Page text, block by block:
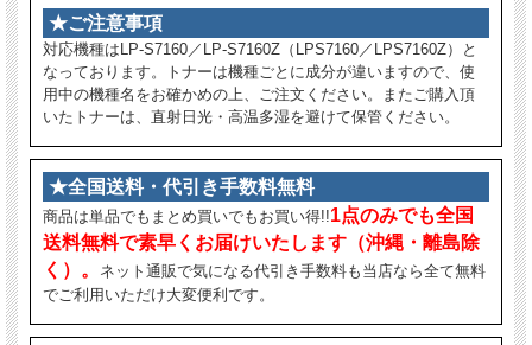
★ご注意事項
対応機種はLP-S7160／LP-S7160Z（LPS7160／LPS7160Z）と
なっております。トナーは機種ごとに成分が違いますので、使
用中の機種名をお確かめの上、ご注文ください。またご購入頂
いたトナーは、直射日光・高温多湿を避けて保管ください。
★全国送料・代引き手数料無料
商品は単品でもまとめ買いでもお買い得!!1点のみでも全国
送料無料で素早くお届けいたします（沖縄・離島除
く）。
ネット通販で気になる代引き手数料も当店なら全て無料
でご利用いただけ大変便利です。